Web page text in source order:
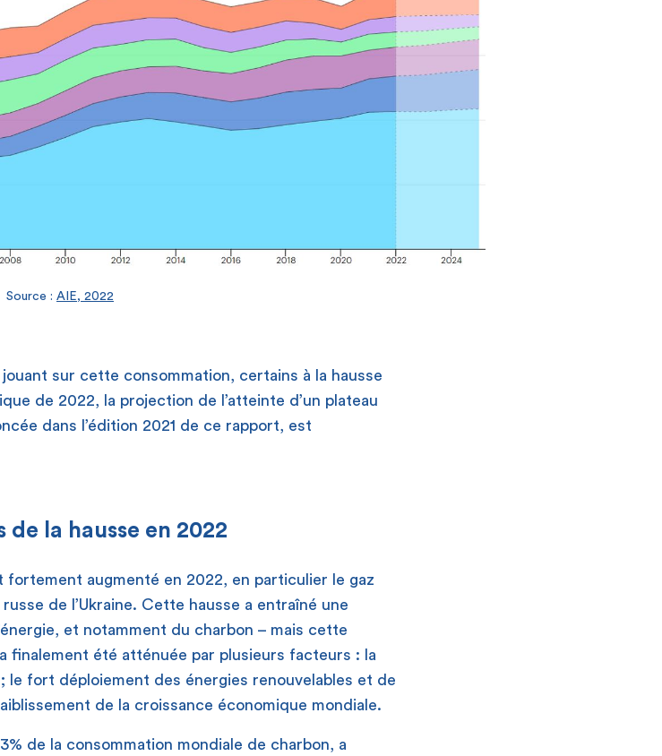
Source : AIE, 2022
sur cette consommation, certains à la hausse
de 2022, la projection de l’atteinte d’un plateau
dans l’édition 2021 de ce rapport, est
de la hausse en 2022
augmenté en 2022, en particulier le gaz
de l’Ukraine. Cette hausse a entraîné une
et notamment du charbon – mais cette
finalement été atténuée par plusieurs facteurs : la
le fort déploiement des énergies renouvelables et de
de la croissance économique mondiale.
de la consommation mondiale de charbon, a